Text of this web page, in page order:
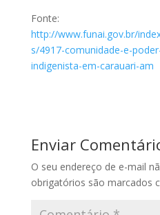
Fonte:
http://www.funai.gov.br/
s/4917-comunidade-e-
indigenista-em-carauari-am
Enviar
O seu endereço de e-mail
obrigatórios são marcados